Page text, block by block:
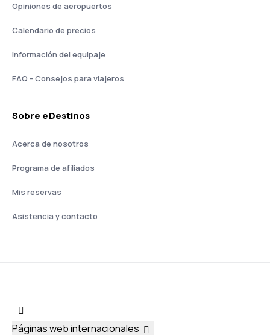
Opiniones de aeropuertos
Calendario de precios
Información del equipaje
FAQ - Consejos para viajeros
Sobre eDestinos
Acerca de nosotros
Programa de afiliados
Mis reservas
Asistencia y contacto
Páginas web internacionales